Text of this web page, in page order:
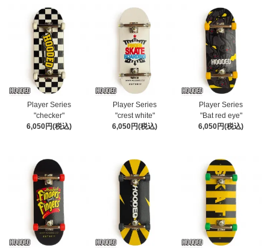
Player Series
"checker"
6,050円(税込)
Player Series
"crest white"
6,050円(税込)
Player Series
"Bat red eye"
6,050円(税込)